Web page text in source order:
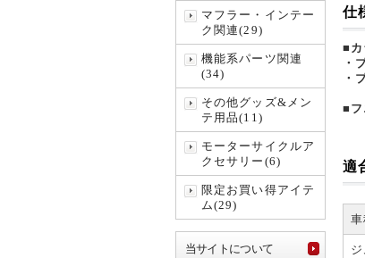
マフラー・インテー
ク関連(29)
機能系パーツ関連
(34)
その他グッズ&メン
テ用品(11)
モーターサイクルア
クセサリー(6)
限定お買い得アイテ
ム(29)
当サイトについて
仕
■カ
・
・
■フ
適
車